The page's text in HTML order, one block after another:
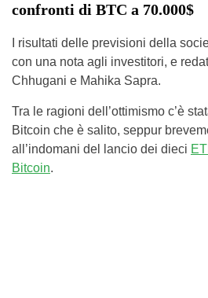
confronti di BTC a 70.000$
I risultati delle previsioni della
con una nota agli investitori, e
Chhugani e Mahika Sapra.
Tra le ragioni dell’ottimismo c’è
Bitcoin che è salito, seppur
all’indomani del lancio dei dieci
Bitcoin.